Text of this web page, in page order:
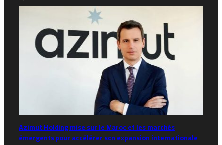
Azimut Holding mise sur le Maroc et les marchés
émergents pour accélérer son expansion internationale